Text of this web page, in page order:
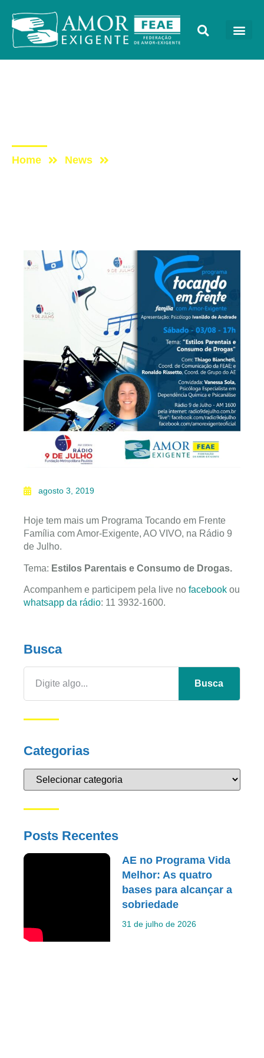
Home News
agosto 3, 2019
Hoje tem mais um Programa Tocando em Frente
Família com Amor-Exigente, AO VIVO, na Rádio 9
de Julho.
Tema: Estilos Parentais e Consumo de Drogas.
Acompanhem e participem pela live no facebook ou
whatsapp da rádio: 11 3932-1600.
Busca
Busca
Categorias
Posts Recentes
AE no Programa Vida
Melhor: As quatro
bases para alcançar a
sobriedade
31 de julho de 2026